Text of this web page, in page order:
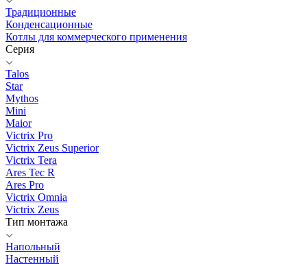
Традиционные
Конденсационные
Котлы для коммерческого применения
Серия
Talos
Star
Mythos
Mini
Maior
Victrix Pro
Victrix Zeus Superior
Victrix Tera
Ares Tec R
Ares Pro
Victrix Omnia
Victrix Zeus
Тип монтажа
Напольный
Настенный